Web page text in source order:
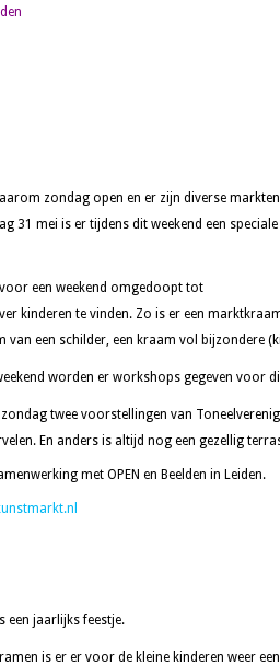
zondag open en er zijn diverse
31 mei is er tijdens dit weekend een speciale
een weekend omgedoopt tot
kinderen te vinden. Zo is er een
een schilder, een kraam vol bijzondere
worden er workshops gegeven voor
twee voorstellingen van
En anders is altijd nog een gezellig
met OPEN en Beelden in Leiden.
een jaarlijks feestje.
is er er voor de kleine kinderen weer een